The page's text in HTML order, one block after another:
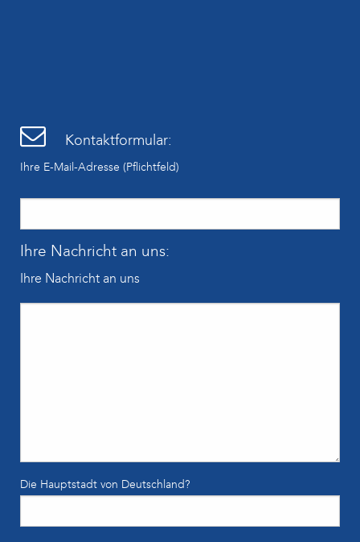
Kontaktformular:
Ihre E-Mail-Adresse (Pflichtfeld)
Ihre Nachricht an uns:
Ihre Nachricht an uns
Die Hauptstadt von Deutschland?